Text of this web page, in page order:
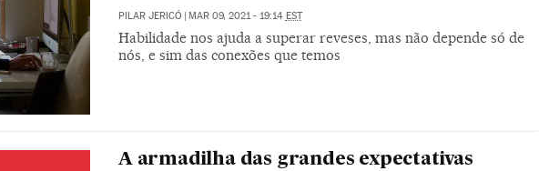
PILAR JERICÓ | MAR 09, 2021 - 19:14 EST
Habilidade nos ajuda a superar reveses, mas não depende só de
nós, e sim das conexões que temos
A armadilha das grandes expectativas